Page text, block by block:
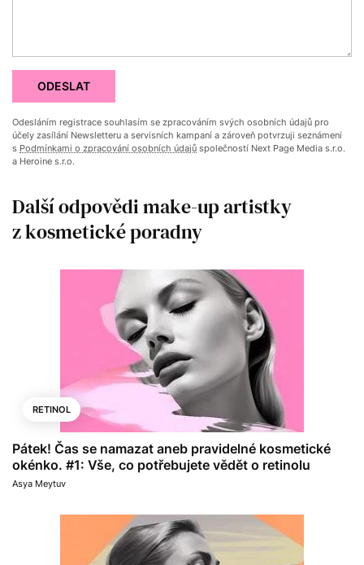
ODESLAT
Odesláním registrace souhlasím se zpracováním svých osobních údajů pro
účely zasílání Newsletteru a servisních kampaní a zároveň potvrzuji seznámení
s Podmínkami o zpracování osobních údajů společností Next Page Media s.r.o.
a Heroine s.r.o.
Další odpovědi make-up artistky
z kosmetické poradny
RETINOL
Pátek! Čas se namazat aneb pravidelné kosmetické
okénko. #1: Vše, co potřebujete vědět o retinolu
Asya Meytuv